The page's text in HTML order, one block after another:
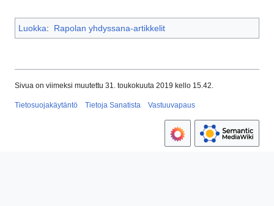
Luokka: Rapolan yhdyssana-artikkelit
Sivua on viimeksi muutettu 31. toukokuuta 2019 kello 15.42.
Tietosuojakäytäntö Tietoja Sanatista Vastuuvapaus